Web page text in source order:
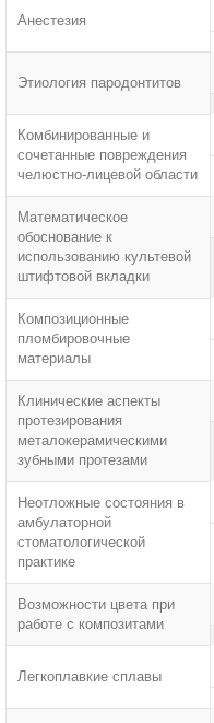
Анестезия
Этиология пародонтитов
Комбинированные и
сочетанные повреждения
челюстно-лицевой области
Математическое
обоснование к
использованию культевой
штифтовой вкладки
Композиционные
пломбировочные
материалы
Клинические аспекты
протезирования
металокерамическими
зубными протезами
Неотложные состояния в
амбулаторной
стоматологической
практике
Возможности цвета при
работе с композитами
Легкоплавкие сплавы